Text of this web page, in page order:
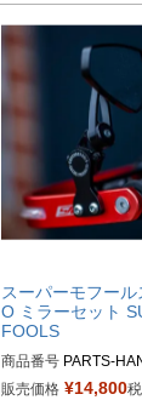
スーパーモフール
O ミラーセット
FOOLS
商品番号 PARTS-
販売価格 ¥14,800